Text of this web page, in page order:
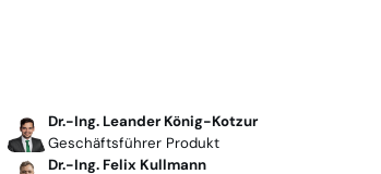
Dr.-Ing. Leander König-Kotzur
Geschäftsführer Produkt
Dr.-Ing. Felix Kullmann